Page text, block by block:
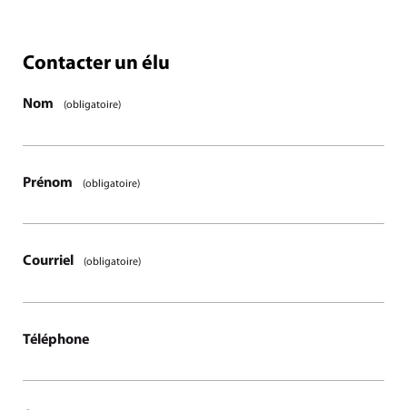
Étape1/1
Contacter un élu
Nom (obligatoire)
Prénom (obligatoire)
Courriel (obligatoire)
Téléphone